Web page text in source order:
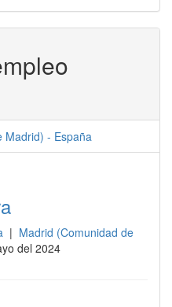
Madrid) - España
| Madrid (Comunidad de
del 2024